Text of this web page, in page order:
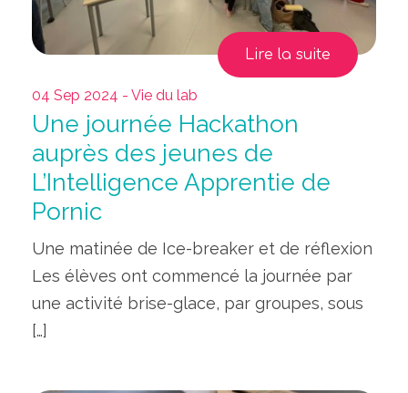
Lire la suite
04 Sep 2024 - Vie du lab
Une journée Hackathon
auprès des jeunes de
L’Intelligence Apprentie de
Pornic
Une matinée de Ice-breaker et de réflexion
Les élèves ont commencé la journée par
une activité brise-glace, par groupes, sous
[…]